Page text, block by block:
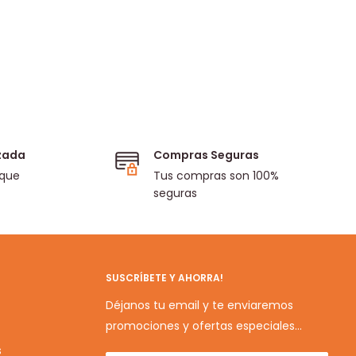
Compras Seguras
Tus compras son 100%
seguras
SUSCRÍBETE Y AHORRA!
Déjanos tu email y te enviaremos
promociones y ofertas especiales...